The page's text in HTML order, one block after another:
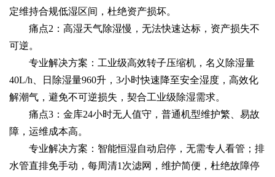
定维持合规低湿区间，杜绝资产损坏。
痛点2：高湿天气除湿慢，无法快速达标，资产损失不
可逆。
专业解决方案：工业级高效转子压缩机，名义除湿量
40L/h、日除湿量960升，3小时快速降至安全湿度，高效化
解潮气，避免不可逆损失，契合工业级除湿需求。
痛点3：金库24小时无人值守，普通机型维护繁、易故
障，运维成本高。
专业解决方案：智能恒湿自动启停，无需专人看管；排
水管直排免手动，每周清1次滤网，维护简便，杜绝故障停